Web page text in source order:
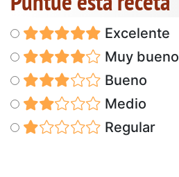
Excelente
Muy bueno
Bueno
Medio
Regular